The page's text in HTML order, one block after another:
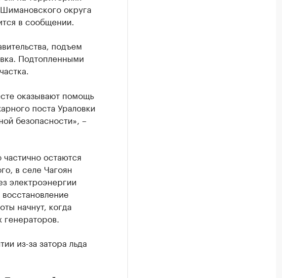
округа
в сообщении.
подъем
Подтопленными
оказывают помощь
поста Ураловки
безопасности», –
остаются
в селе Чагоян
электроэнергии
начнут, когда
из-за затора льда